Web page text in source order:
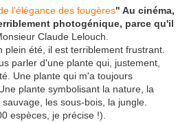
" Au cinéma,
photogénique, parce qu'il
Claude Lelouch.
plein été, il est terriblement frustrant.
parler d'une plante qui, justement,
Une plante qui m'a toujours
plante symbolisant la nature, la
les sous-bois, la jungle.
espèces, je précise !).